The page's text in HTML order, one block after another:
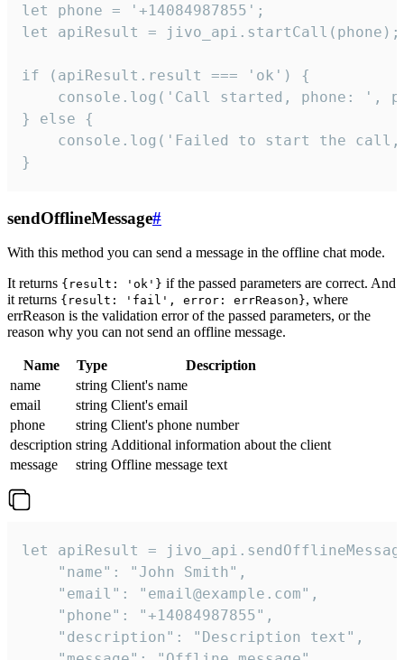
let phone = '+14084987855';
let apiResult = jivo_api.startCall(phone);
if (apiResult.result === 'ok') {
console.log('Call started, phone: ',
} else {
console.log('Failed to start the
}
sendOfflineMessage#
With this method you can send a message in the offline chat mode.
It returns {result: 'ok'} if the passed parameters are correct. And
it returns {result: 'fail', error: errReason}, where
errReason is the validation error of the passed parameters, or the
reason why you can not send an offline message.
Name Type
Description
name
string Client's name
email
string Client's email
phone
string Client's phone number
description string Additional information about the client
message
string Offline message text
let apiResult =
    "name": "John Smith",
    "email": "email@example.com",
    "phone": "+14084987855",
    "description": "Description text",